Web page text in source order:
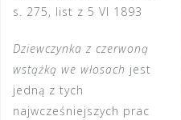
s. 275, list z 5 VI 1893
Dziewczynka z czerwoną
wstążką we włosach jest
jedną z tych
najwcześniejszych prac